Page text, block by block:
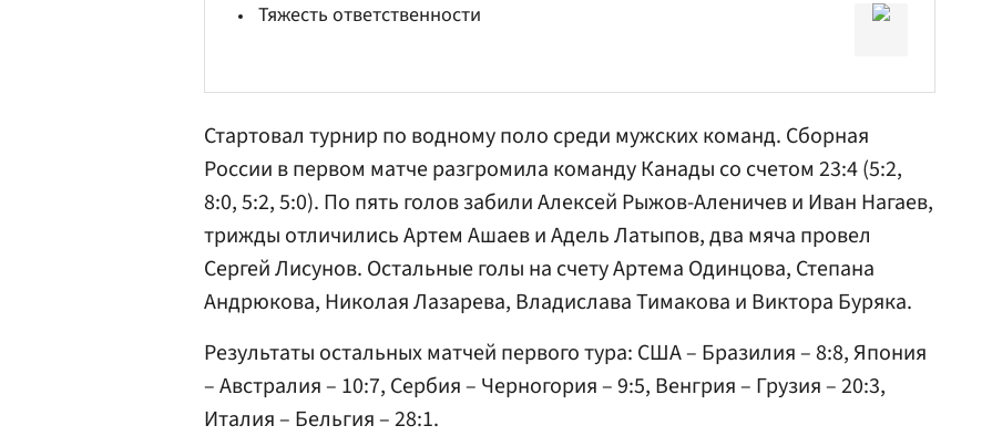
Тяжесть ответственности
Стартовал турнир по водному поло среди мужских команд. Сборная
России в первом матче разгромила команду Канады со счетом 23:4 (5:2,
8:0, 5:2, 5:0). По пять голов забили Алексей Рыжов-Аленичев и Иван Нагаев,
трижды отличилисьАртем Ашаеви Адель Латыпов, два мяча провел
Сергей Лисунов. Остальные голы на счету Артема Одинцова, Степана
Андрюкова, Николая Лазарева, Владислава Тимакова и Виктора Буряка.
Результаты остальных матчей первого тура: США – Бразилия – 8:8, Япония
– Австралия – 10:7, Сербия – Черногория – 9:5, Венгрия – Грузия – 20:3,
Италия – Бельгия – 28:1.